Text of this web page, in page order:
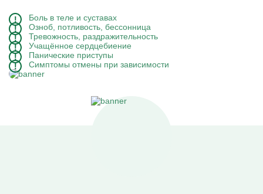
Боль в теле и суставах
Озноб, потливость, бессонница
Тревожность, раздражительность
Учащённое сердцебиение
Панические приступы
Симптомы отмены при зависимости